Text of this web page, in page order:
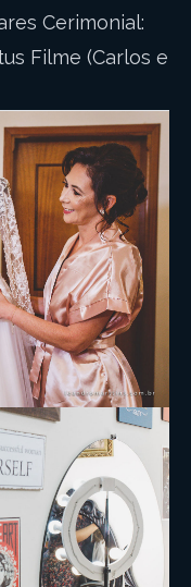
Cerimonial:
Filme (Carlos e